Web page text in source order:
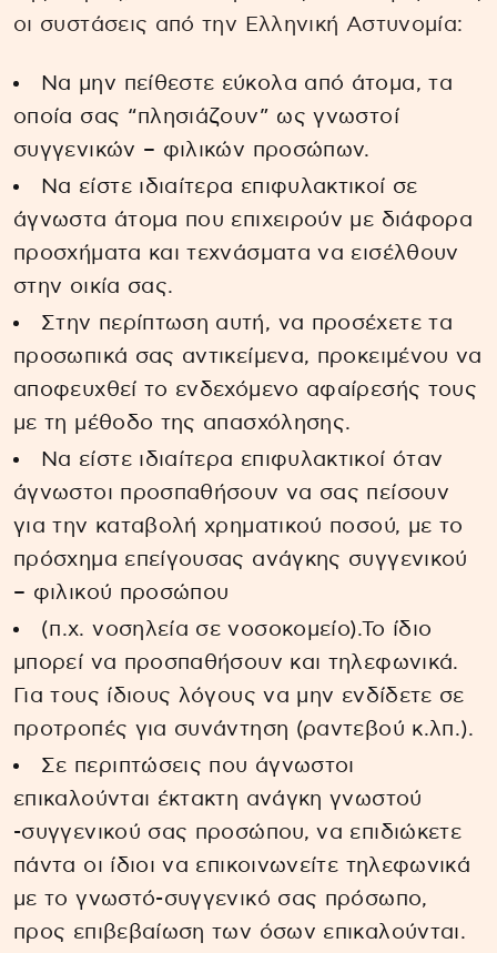
οι συστάσεις από την Ελληνική Αστυνομία:
Να μην πείθεστε εύκολα από άτομα, τα
οποία σας “πλησιάζουν” ως γνωστοί
συγγενικών – φιλικών προσώπων.
Να είστε ιδιαίτερα επιφυλακτικοί σε
άγνωστα άτομα που επιχειρούν με διάφορα
προσχήματα και τεχνάσματα να εισέλθουν
στην οικία σας.
Στην περίπτωση αυτή, να προσέχετε τα
προσωπικά σας αντικείμενα, προκειμένου να
αποφευχθεί το ενδεχόμενο αφαίρεσής τους
με τη μέθοδο της απασχόλησης.
Να είστε ιδιαίτερα επιφυλακτικοί όταν
άγνωστοι προσπαθήσουν να σας πείσουν
για την καταβολή χρηματικού ποσού, με το
πρόσχημα επείγουσας ανάγκης συγγενικού
– φιλικού προσώπου
(π.χ. νοσηλεία σε νοσοκομείο).Το ίδιο
μπορεί να προσπαθήσουν και τηλεφωνικά.
Για τους ίδιους λόγους να μην ενδίδετε σε
προτροπές για συνάντηση (ραντεβού κ.λπ.).
Σε περιπτώσεις που άγνωστοι
επικαλούνται έκτακτη ανάγκη γνωστού
-συγγενικού σας προσώπου, να επιδιώκετε
πάντα οι ίδιοι να επικοινωνείτε τηλεφωνικά
με το γνωστό-συγγενικό σας πρόσωπο,
προς επιβεβαίωση των όσων επικαλούνται.